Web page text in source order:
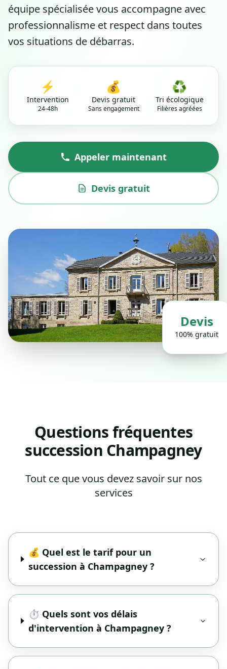
équipe spécialisée vous accompagne avec
professionnalisme et respect dans toutes
vos situations de débarras.
⚡
Intervention
24-48h
💰
Devis gratuit
Sans engagement
♻️
Tri écologique
Filières agréées
Appeler maintenant
Devis gratuit
Devis
100% gratuit
Questions fréquentes
succession Champagney
Tout ce que vous devez savoir sur nos
services
💰 Quel est le tarif pour un
succession à Champagney ?
⏱️ Quels sont vos délais
d'intervention à Champagney ?